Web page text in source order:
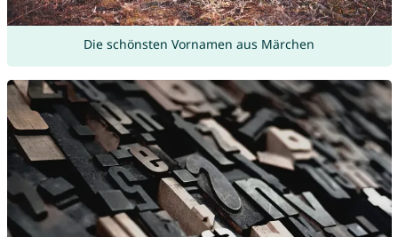
Die schönsten Vornamen aus Märchen